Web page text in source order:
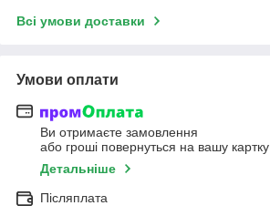
Всі умови доставки
Умови оплати
Ви отримаєте замовлення
або гроші повернуться на вашу картку
Детальніше
Післяплата